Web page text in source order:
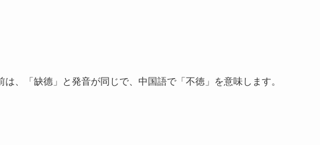
、「缺德」と発音が同じで、中国語で「不徳」を意味します。